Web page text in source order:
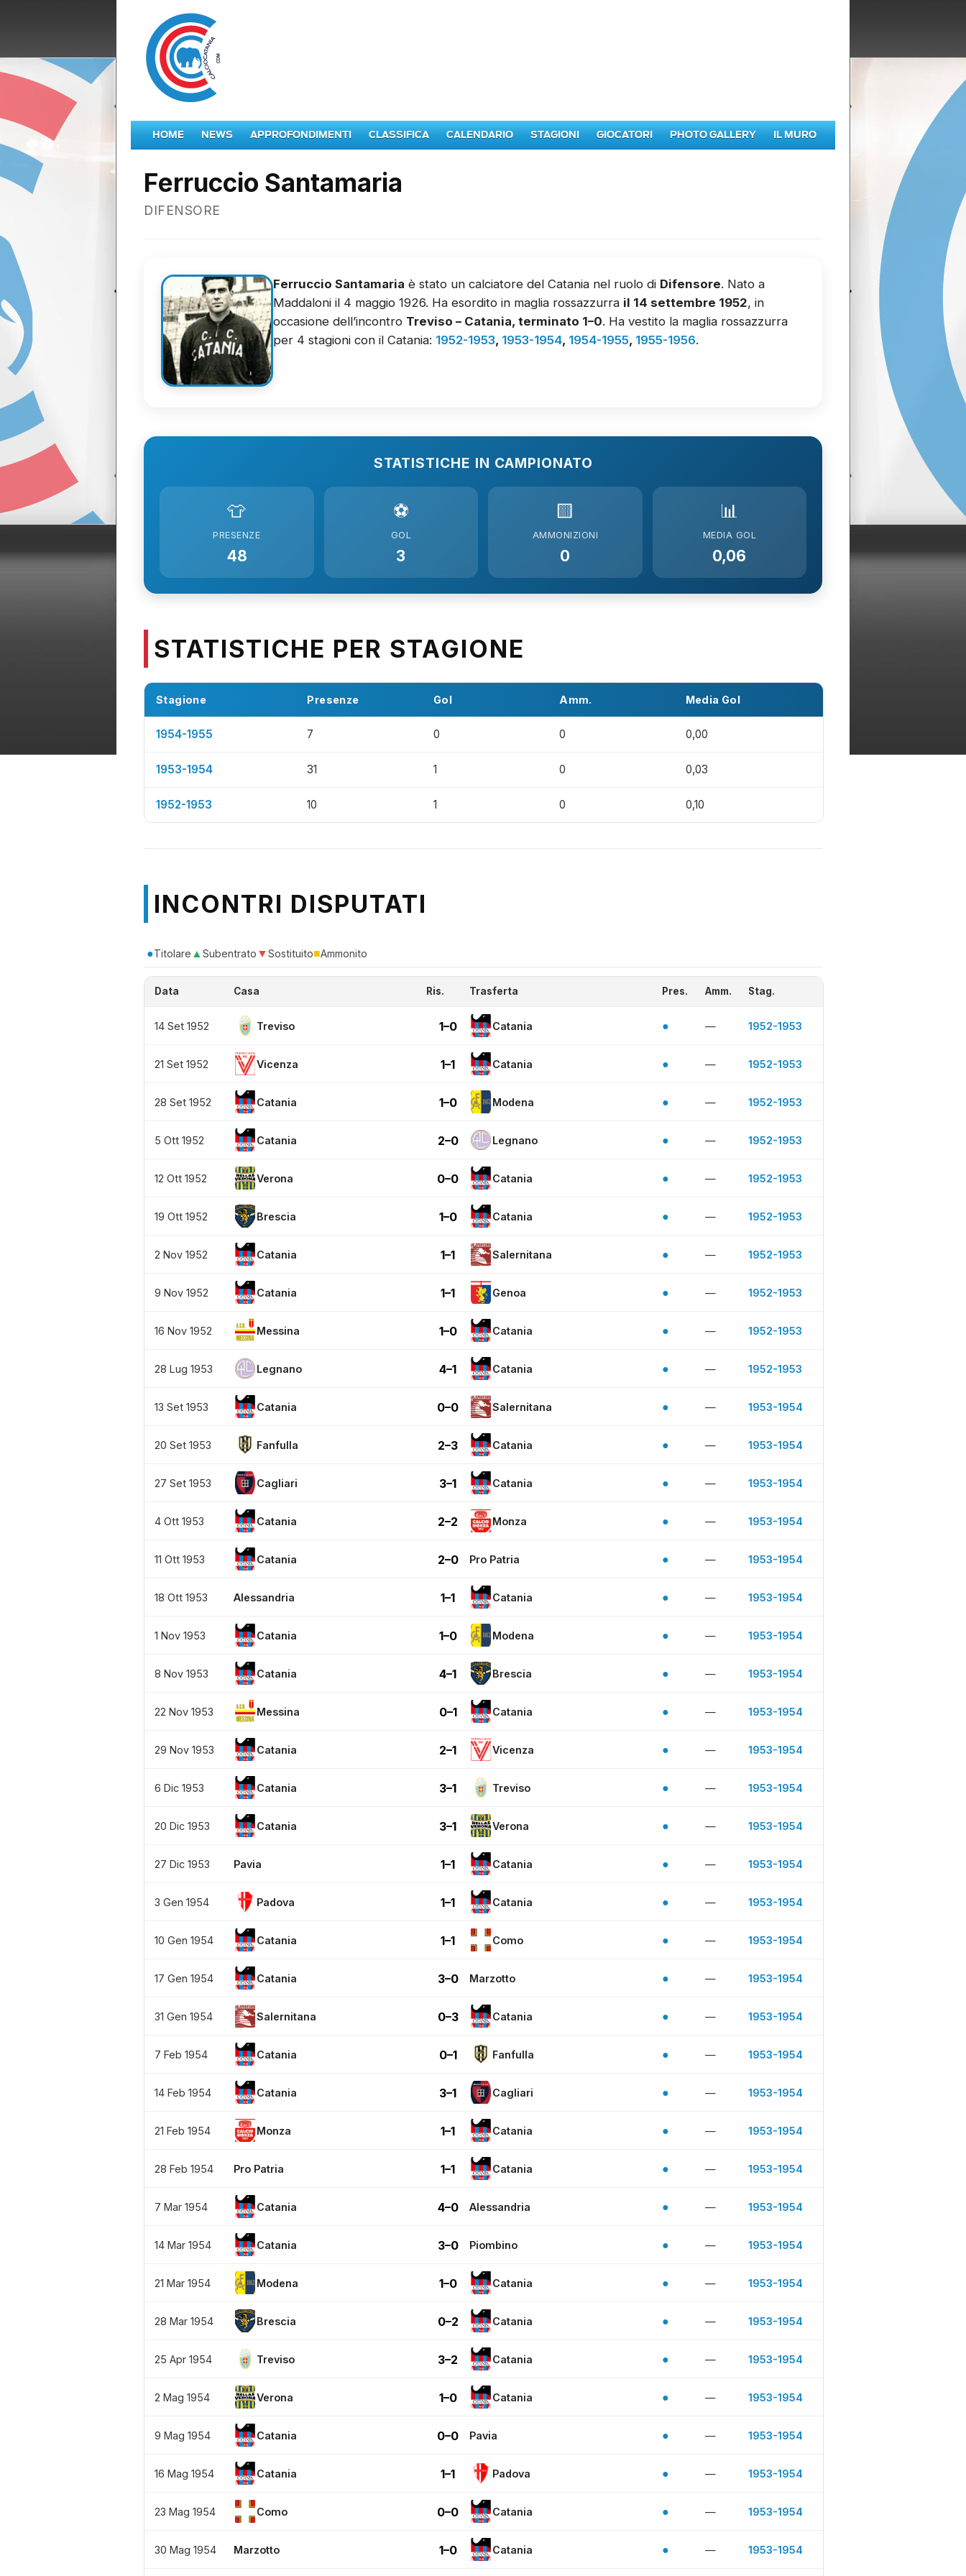
HOME NEWS APPROFONDIMENTI CLASSIFICA CALENDARIO STAGIONI GIOCATORI PHOTO GALLERY IL MURO
Ferruccio Santamaria
DIFENSORE
Ferruccio Santamaria è stato un calciatore del Catania nel ruolo di Difensore. Nato a
Maddaloni il 4 maggio 1926. Ha esordito in maglia rossazzurra il 14 settembre 1952, in
occasione dell’incontro Treviso – Catania, terminato 1–0. Ha vestito la maglia rossazzurra
per 4 stagioni con il Catania: 1952-1953, 1953-1954, 1954-1955, 1955-1956.
STATISTICHE IN CAMPIONATO
👕
PRESENZE
48
⚽
GOL
3
🟨
AMMONIZIONI
0
📊
MEDIA GOL
0,06
STATISTICHE PER STAGIONE
Stagione Presenze Gol Amm. Media Gol
1954-1955 7 0 0 0,00
1953-1954 31 1 0 0,03
1952-1953 10 1 0 0,10
INCONTRI DISPUTATI
●Titolare ▲Subentrato ▼Sostituito■Ammonito
Data Casa Ris. Trasferta Pres. Amm. Stag.
14 Set 1952 Treviso 1–0 Catania ● — 1952-1953
21 Set 1952 Vicenza 1–1 Catania ● — 1952-1953
28 Set 1952 Catania 1–0 Modena ● — 1952-1953
5 Ott 1952 Catania 2–0 Legnano ● — 1952-1953
12 Ott 1952 Verona 0–0 Catania ● — 1952-1953
19 Ott 1952 Brescia 1–0 Catania ● — 1952-1953
2 Nov 1952 Catania 1–1 Salernitana ● — 1952-1953
9 Nov 1952 Catania 1–1 Genoa ● — 1952-1953
16 Nov 1952 Messina 1–0 Catania ● — 1952-1953
28 Lug 1953 Legnano 4–1 Catania ● — 1952-1953
13 Set 1953 Catania 0–0 Salernitana ● — 1953-1954
20 Set 1953 Fanfulla 2–3 Catania ● — 1953-1954
27 Set 1953 Cagliari 3–1 Catania ● — 1953-1954
4 Ott 1953 Catania 2–2 Monza ● — 1953-1954
11 Ott 1953 Catania 2–0 Pro Patria ● — 1953-1954
18 Ott 1953 Alessandria 1–1 Catania ● — 1953-1954
1 Nov 1953 Catania 1–0 Modena ● — 1953-1954
8 Nov 1953 Catania 4–1 Brescia ● — 1953-1954
22 Nov 1953 Messina 0–1 Catania ● — 1953-1954
29 Nov 1953 Catania 2–1 Vicenza ● — 1953-1954
6 Dic 1953 Catania 3–1 Treviso ● — 1953-1954
20 Dic 1953 Catania 3–1 Verona ● — 1953-1954
27 Dic 1953 Pavia 1–1 Catania ● — 1953-1954
3 Gen 1954 Padova 1–1 Catania ● — 1953-1954
10 Gen 1954 Catania 1–1 Como ● — 1953-1954
17 Gen 1954 Catania 3–0 Marzotto ● — 1953-1954
31 Gen 1954 Salernitana 0–3 Catania ● — 1953-1954
7 Feb 1954 Catania 0–1 Fanfulla ● — 1953-1954
14 Feb 1954 Catania 3–1 Cagliari ● — 1953-1954
21 Feb 1954 Monza 1–1 Catania ● — 1953-1954
28 Feb 1954 Pro Patria 1–1 Catania ● — 1953-1954
7 Mar 1954 Catania 4–0 Alessandria ● — 1953-1954
14 Mar 1954 Catania 3–0 Piombino ● — 1953-1954
21 Mar 1954 Modena 1–0 Catania ● — 1953-1954
28 Mar 1954 Brescia 0–2 Catania ● — 1953-1954
25 Apr 1954 Treviso 3–2 Catania ● — 1953-1954
2 Mag 1954 Verona 1–0 Catania ● — 1953-1954
9 Mag 1954 Catania 0–0 Pavia ● — 1953-1954
16 Mag 1954 Catania 1–1 Padova ● — 1953-1954
23 Mag 1954 Como 0–0 Catania ● — 1953-1954
30 Mag 1954 Marzotto 1–0 Catania ● — 1953-1954